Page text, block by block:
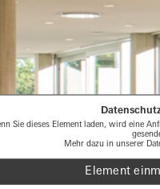
Sie dieses Element laden, wird eine
Mehr dazu in unserer
Element